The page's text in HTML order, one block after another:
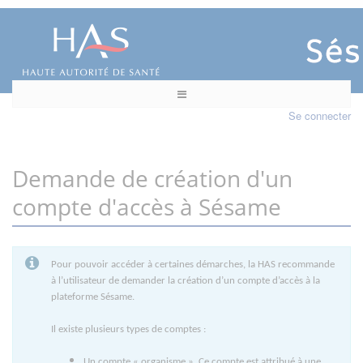
Se connecter
Demande de création d'un
compte d'accès à Sésame
Pour pouvoir accéder à certaines démarches, la HAS recommande
à l’utilisateur de demander la création d’un compte d’accès à la
plateforme Sésame.
Il existe plusieurs types de comptes :